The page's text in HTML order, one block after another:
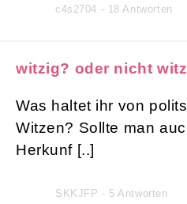
c4s2704 - 18 Antworten
witzig? oder nicht
Was haltet ihr von
Witzen? Sollte man
Herkunf [..]
SKKJFP - 5 Antworten